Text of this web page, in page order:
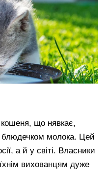
що нявкає,
блюдечком молока. Цей
а й у світі. Власники
вихованцям дуже